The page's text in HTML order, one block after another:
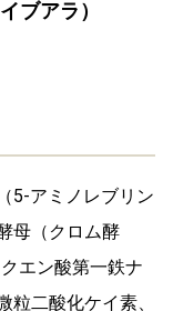
ブアラ）
5-アミノレブリン
母（クロム酵
エン酸第一鉄ナ
粒二酸化ケイ素、